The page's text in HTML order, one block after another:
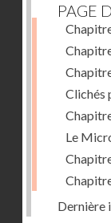
PAGE
Clichés
Le
Dernière